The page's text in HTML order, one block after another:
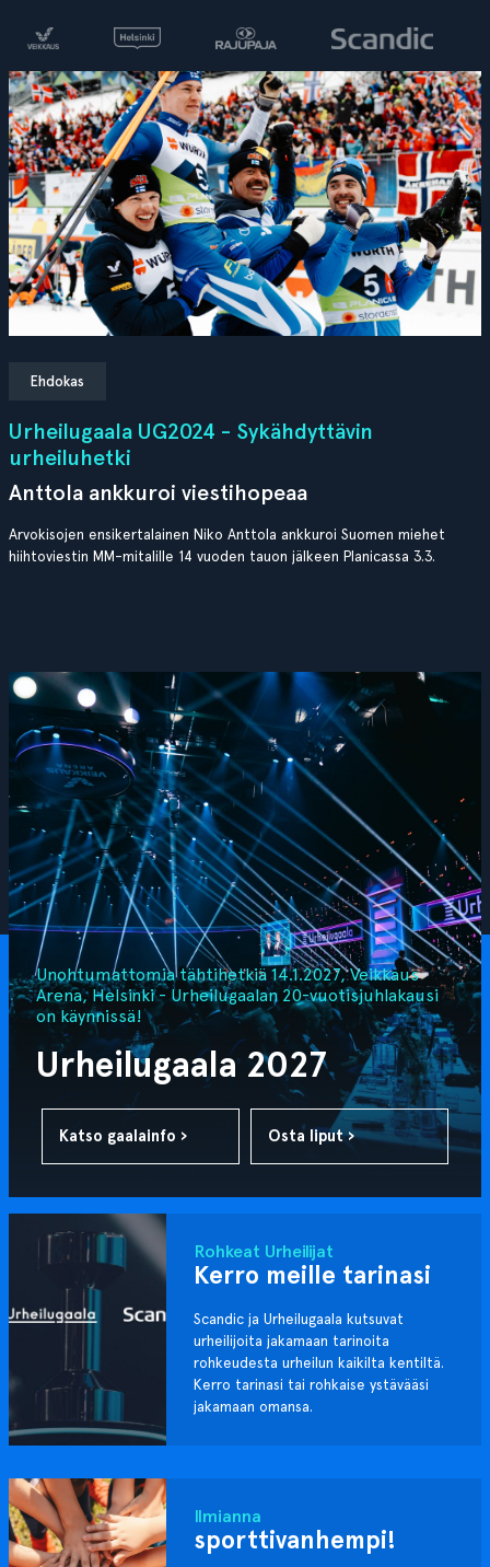
Ehdokas
Urheilugaala UG2024 - Sykähdyttävin
urheiluhetki
Anttola ankkuroi viestihopeaa
Arvokisojen ensikertalainen Niko Anttola ankkuroi Suomen miehet
hiihtoviestin MM-mitalille 14 vuoden tauon jälkeen Planicassa 3.3.
Unohtumattomia tähtihetkiä 14.1.2027, Veikkaus
Arena, Helsinki - Urheilugaalan 20-vuotisjuhlakausi
on käynnissä!
Urheilugaala 2027
Katso gaalainfo › Osta liput ›
Rohkeat Urheilijat
Kerro meille tarinasi
Scandic ja Urheilugaala kutsuvat
urheilijoita jakamaan tarinoita
rohkeudesta urheilun kaikilta kentiltä.
Kerro tarinasi tai rohkaise ystävääsi
jakamaan omansa.
Ilmianna
sporttivanhempi!